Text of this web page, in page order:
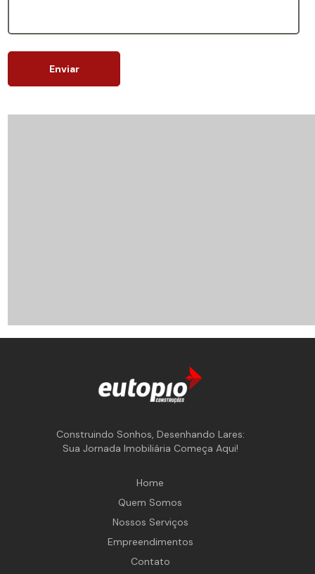
Construindo Sonhos, Desenhando Lares:
Sua Jornada Imobiliária Começa Aqui!
Home
Quem Somos
Nossos Serviços
Empreendimentos
Contato